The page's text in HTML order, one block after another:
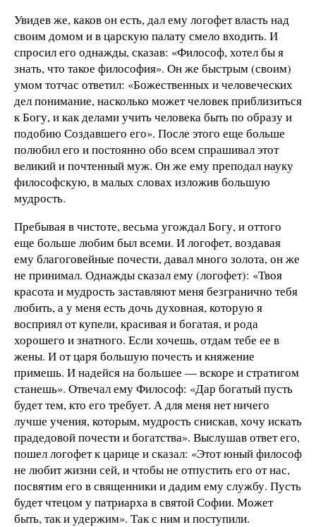
Увидев же, каков он есть, дал ему логофет власть над
своим домом и в царскую палату смело входить. И
спросил его однажды, сказав: «Философ, хотел бы я
знать, что такое философия». Он же быстрым (своим)
умом тотчас ответил: «Божественных и человеческих
дел понимание, насколько может человек приблизиться
к Богу, и как делами учить человека быть по образу и
подобию Создавшего его». После этого еще больше
полюбил его и постоянно обо всем спрашивал этот
великий и почтенный муж. Он же ему преподал науку
философскую, в малых словах изложив большую
мудрость.
Пребывая в чистоте, весьма угождал Богу, и оттого
еще больше любим был всеми. И логофет, воздавая
ему благоговейные почести, давал много золота, он же
не принимал. Однажды сказал ему (логофет): «Твоя
красота и мудрость заставляют меня безгранично тебя
любить, а у меня есть дочь духовная, которую я
восприял от купели, красивая и богатая, и рода
хорошего и знатного. Если хочешь, отдам тебе ее в
жены. И от царя большую почесть и княжение
примешь. И надейся на большее — вскоре и стратигом
станешь». Отвечал ему Философ: «Дар богатый пусть
будет тем, кто его требует. А для меня нет ничего
лучше учения, которым, мудрость снискав, хочу искать
прадедовой почести и богатства». Выслушав ответ его,
пошел логофет к царице и сказал: «Этот юный философ
не любит жизни сей, и чтобы не отпустить его от нас,
посвятим его в священники и дадим ему службу. Пусть
будет чтецом у патриарха в святой Софии. Может
быть, так и удержим». Так с ним и поступили.